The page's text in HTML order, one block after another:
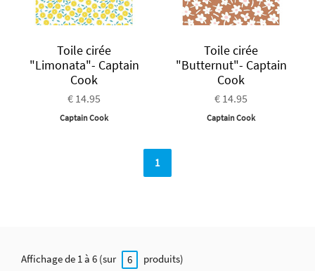
Toile cirée
"Limonata"- Captain
Cook
€ 14.95
Captain Cook
Toile cirée
"Butternut"- Captain
Cook
€ 14.95
Captain Cook
1
Affichage de 1 à 6 (sur 6 produits)